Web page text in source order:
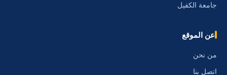
جامعة الكفيل
عن الموقع
من نحن
اتصل بنا